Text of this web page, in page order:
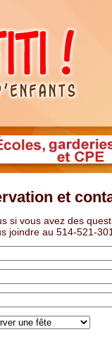
et
si vous avez des
joindre au 514-521-